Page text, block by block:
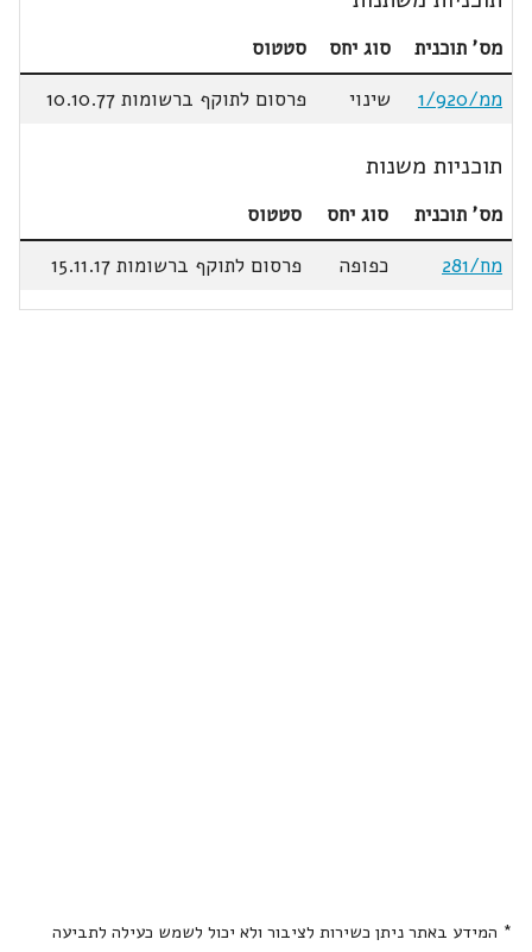
מס' תוכנית סוג יחס
סטטוס
ממ/1/920
שינוי פרסום לתוקף ברשומות 10.10.77
תוכניות משנות
מס' תוכנית סוג יחס
סטטוס
מח/281
כפופה פרסום לתוקף ברשומות 15.11.17
* המידע באתר ניתן כשירות לציבור ולא יכול לשמש כעילה לתביעה